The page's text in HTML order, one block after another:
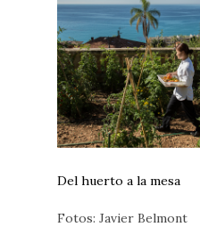
Del huerto a la mesa
Fotos: Javier Belmont